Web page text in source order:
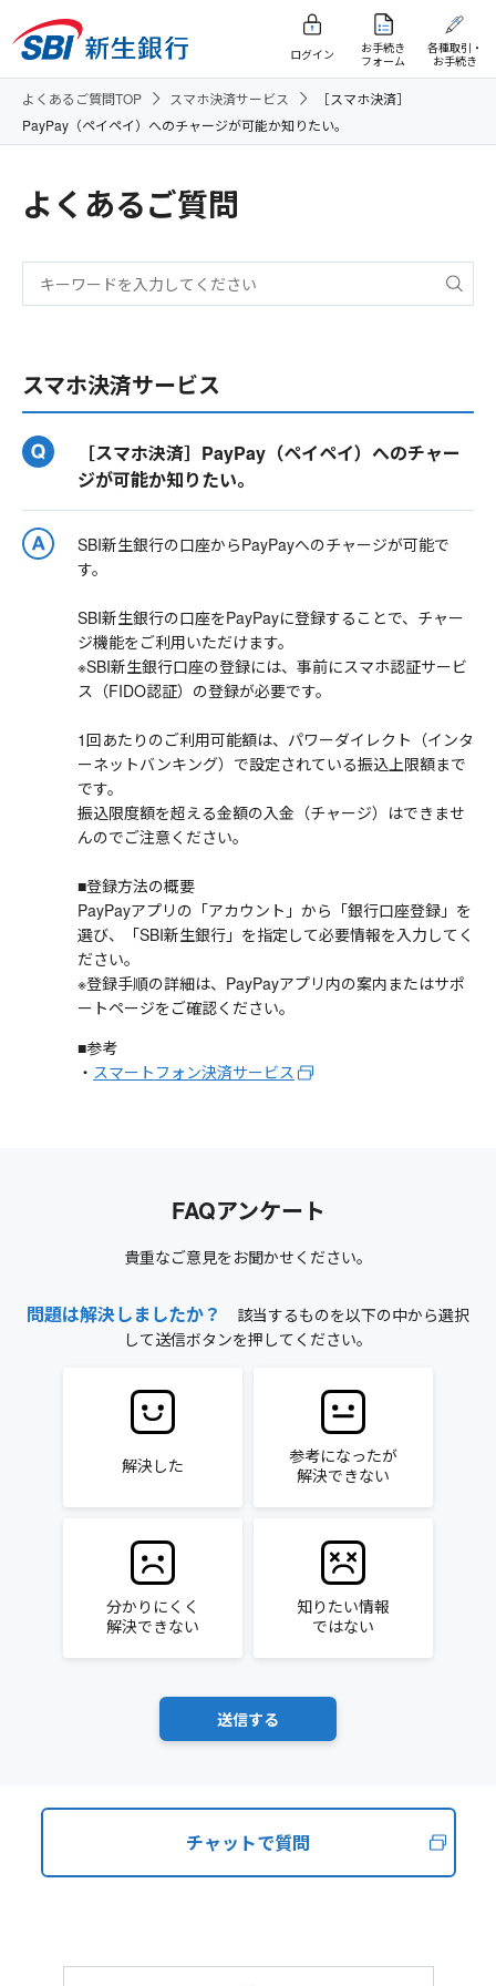
ログイン
お手続き
フォーム
各種取引・
お手続き
よくあるご質問TOP スマホ決済サービス
［スマホ決済］
PayPay（ペイペイ）へのチャージが可能か知りたい。
よくあるご質問
スマホ決済サービス
［スマホ決済］PayPay（ペイペイ）へのチャー
ジが可能か知りたい。
SBI新生銀行の口座からPayPayへのチャージが可能で
す。
SBI新生銀行の口座をPayPayに登録することで、チャー
ジ機能をご利用いただけます。
※SBI新生銀行口座の登録には、事前にスマホ認証サービ
ス（FIDO認証）の登録が必要です。
1回あたりのご利用可能額は、パワーダイレクト（インタ
ーネットバンキング）で設定されている振込上限額まで
です。
振込限度額を超える金額の入金（チャージ）はできませ
んのでご注意ください。
■登録方法の概要
PayPayアプリの「アカウント」から「銀行口座登録」を
選び、「SBI新生銀行」を指定して必要情報を入力してく
ださい。
※登録手順の詳細は、PayPayアプリ内の案内またはサポ
ートページをご確認ください。
■参考
・ スマートフォン決済サービス
FAQアンケート
貴重なご意見をお聞かせください。
問題は解決しましたか？
該当するものを以下の中から選択
して送信ボタンを押してください。
解決した
参考になったが
解決できない
分かりにくく
解決できない
知りたい情報
ではない
チャットで質問